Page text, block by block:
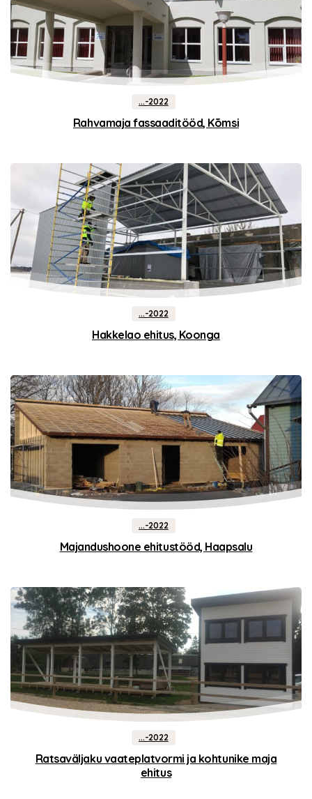
...-2022
Rahvamaja fassaaditööd, Kõmsi
...-2022
Hakkelao ehitus, Koonga
...-2022
Majandushoone ehitustööd, Haapsalu
...-2022
Ratsaväljaku vaateplatvormi ja kohtunike maja
ehitus